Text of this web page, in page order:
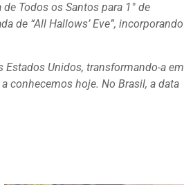
Todos os Santos para 1° de
de “All Hallows’ Eve”, incorporando
Unidos, transformando-a em
conhecemos hoje. No Brasil, a data